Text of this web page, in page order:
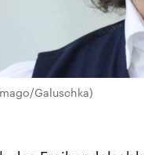
Galuschka)